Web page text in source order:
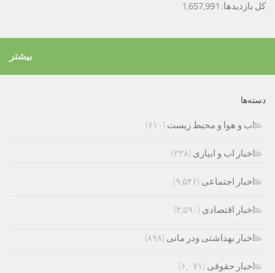
کل بازدیدها: 1,657,991
بیشتر
دسته‌ها
اب و هوا و محیط زیست (۶۱۰)
اخبار اب و ابیاری (۲۳۸)
اخبار اجتماعی (۹,۵۴۶)
اخبار اقتصادی (۳,۵۹۰)
اخبار بهداشتی ودر مانی (۸۹۸)
اخبار حقوقی (۶,۰۷۱)